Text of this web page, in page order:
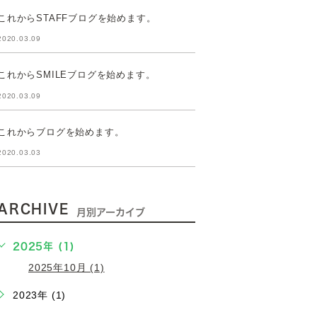
れからSTAFFブログを始めます。
れからSMILEブログを始めます。
れからブログを始めます。
月別アーカイブ
2025年 (1)
2025年10月 (1)
2023年 (1)